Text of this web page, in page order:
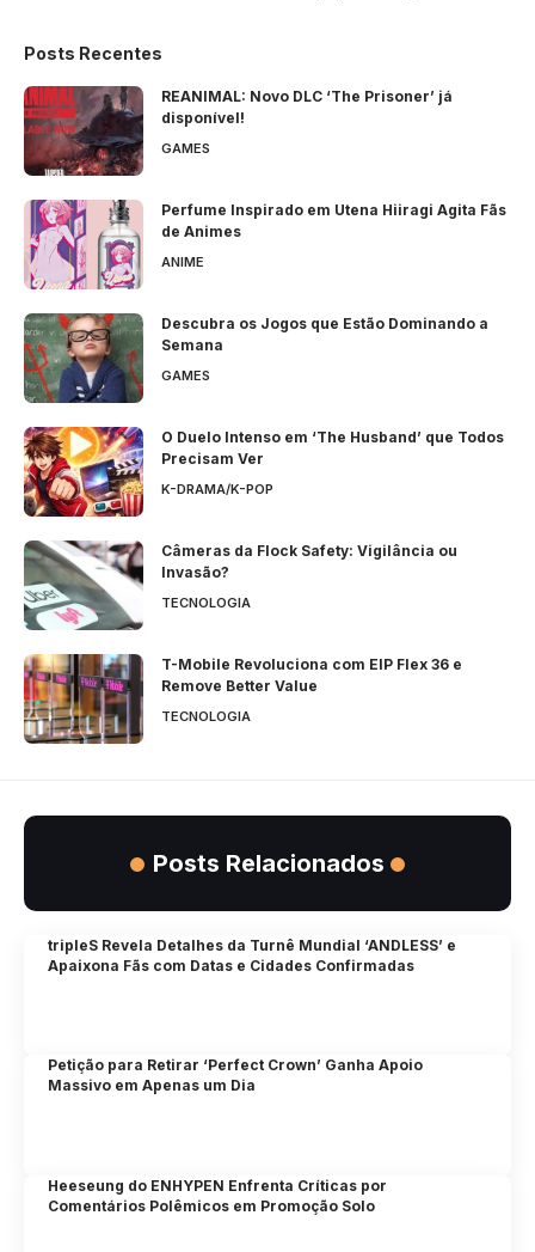
Posts Recentes
REANIMAL: Novo DLC ‘The Prisoner’ já
disponível!
GAMES
Perfume Inspirado em Utena Hiiragi Agita Fãs
de Animes
ANIME
Descubra os Jogos que Estão Dominando a
Semana
GAMES
O Duelo Intenso em ‘The Husband’ que Todos
Precisam Ver
K-DRAMA/K-POP
Câmeras da Flock Safety: Vigilância ou
Invasão?
TECNOLOGIA
T-Mobile Revoluciona com EIP Flex 36 e
Remove Better Value
TECNOLOGIA
Posts Relacionados
tripleS Revela Detalhes da Turnê Mundial ‘ANDLESS’ e
Apaixona Fãs com Datas e Cidades Confirmadas
Petição para Retirar ‘Perfect Crown’ Ganha Apoio
Massivo em Apenas um Dia
Heeseung do ENHYPEN Enfrenta Críticas por
Comentários Polêmicos em Promoção Solo